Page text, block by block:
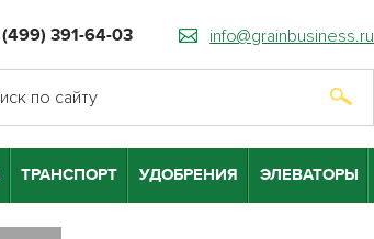
(499) 391-64-03 info@grainbusiness.ru
ТРАНСПОРТ УДОБРЕНИЯ ЭЛЕВАТОРЫ